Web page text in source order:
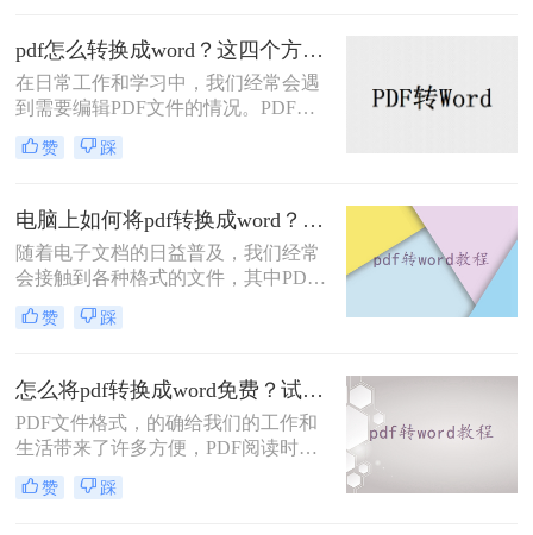
作和学习。那么，怎么将pdf转换成
word呢？本文将为大家提供详细的教
程及推荐一些高效的软件，帮助大家
顺利完成转换任务。
pdf怎么转换成word？这四个方法教你轻松搞定！
在日常工作和学习中，我们经常会遇
到需要编辑PDF文件的情况。PDF文
件格式的普及使得我们可以在不同的
设备上阅读和分享文件，但它也带来
题。幸运的是，现在有一种简单而高
效的方法可以解决这个问题，那就是
将PDF文件转换为Word文件。本文将
为大家介绍pdf怎么转换成word方法，
下面一起看看吧。
赞 踩
电脑上如何将pdf转换成word？分享3种简单方法~
随着电子文档的日益普及，我们经常
会接触到各种格式的文件，其中PDF
和Word文档是最常见的两种格式。有
时候我们可能需要将PDF转换成
本文将介绍电脑上如何将pdf转换成
word方法，帮助你在电脑上快速将
PDF文档转换成可编辑的Word文档。
赞 踩
怎么将pdf转换成word免费？试试下面的几种方法！
PDF文件格式，的确给我们的工作和
生活带来了许多方便，PDF阅读时，
可以固定版面不跳格式，但是PDF也
并非万能的使用场景，比如PDF的内
赞 踩